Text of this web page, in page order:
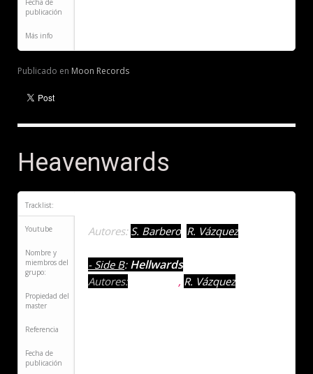
Fecha de
publicación
Más info
Publicado en Moon Records
Heavenwards
Tracklist:
Youtube
Nombre y
miembros del
grupo:
Propiedad del
master
Referencia
Fecha de
publicación
Autores: S. Barbero R. Vázquez
- Side B: Hellwards
Autores:S. Barbero , R. Vázquez